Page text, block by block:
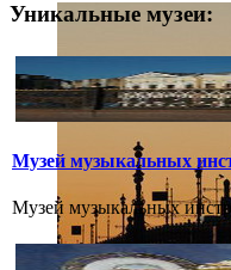
Уникальные музеи:
Музей музыкальных
Музей музыкальных